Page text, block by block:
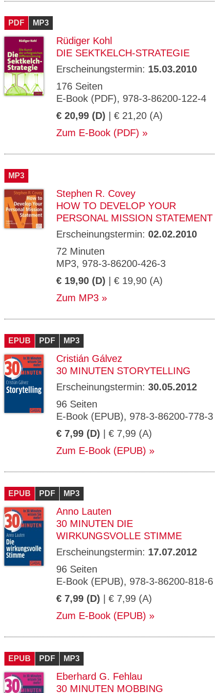
PDF MP3
Rüdiger Kohl
DIE SEKTKELCH-STRATEGIE
Erscheinungstermin: 15.03.2010
176 Seiten
E-Book (PDF), 978-3-86200-122-4
€ 20,99 (D) | € 21,20 (A)
Zum E-Book (PDF)
MP3
Stephen R. Covey
HOW TO DEVELOP YOUR
PERSONAL MISSION STATEMENT
Erscheinungstermin: 02.02.2010
72 Minuten
MP3, 978-3-86200-426-3
€ 19,90 (D) | € 19,90 (A)
Zum MP3
EPUB PDF MP3
Cristián Gálvez
30 MINUTEN STORYTELLING
Erscheinungstermin: 30.05.2012
96 Seiten
E-Book (EPUB), 978-3-86200-778-3
€ 7,99 (D) | € 7,99 (A)
Zum E-Book (EPUB)
EPUB PDF MP3
Anno Lauten
30 MINUTEN DIE
WIRKUNGSVOLLE STIMME
Erscheinungstermin: 17.07.2012
96 Seiten
E-Book (EPUB), 978-3-86200-818-6
€ 7,99 (D) | € 7,99 (A)
Zum E-Book (EPUB)
EPUB PDF MP3
Eberhard G. Fehlau
30 MINUTEN MOBBING